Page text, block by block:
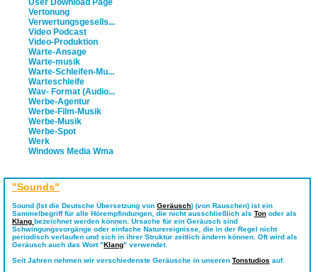
User Download Page
Vertonung
Verwertungsgesells...
Video Podcast
Video-Produktion
Warte-Ansage
Warte-musik
Warte-Schleifen-Mu...
Warteschleife
Wav- Format (Audio...
Werbe-Agentur
Werbe-Film-Musik
Werbe-Musik
Werbe-Spot
Werk
Windows Media Wma
"Sounds"
Sound (Ist die Deutsche Übersetzung von Geräusch) (von Rauschen) ist ein
Sammelbegriff für alle Hörempfindungen, die nicht ausschließlich als Ton oder als
Klang bezeichnet werden können. Ursache für ein Geräusch sind
Schwingungsvorgänge oder einfache Naturereignisse, die in der Regel nicht
periodisch verlaufen und sich in ihrer Struktur zeitlich ändern können. Oft wird als
Geräusch auch das Wort "Klang" verwendet.
Seit Jahren nehmen wir verschiedenste Geräusche in unseren Tonstudios auf.